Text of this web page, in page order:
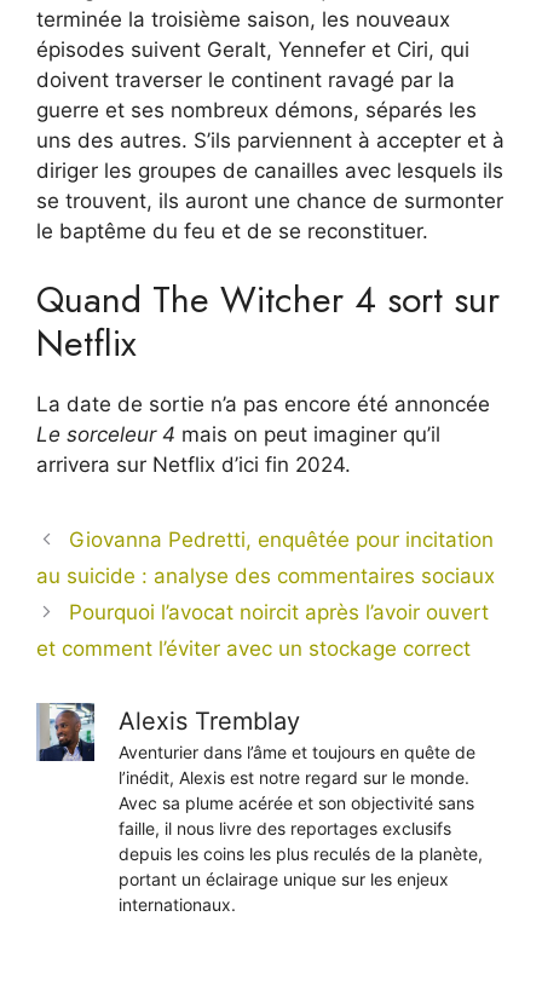
terminée la troisième saison, les nouveaux
épisodes suivent Geralt, Yennefer et Ciri, qui
doivent traverser le continent ravagé par la
guerre et ses nombreux démons, séparés les
uns des autres. S’ils parviennent à accepter et à
diriger les groupes de canailles avec lesquels ils
se trouvent, ils auront une chance de surmonter
le baptême du feu et de se reconstituer.
Quand The Witcher 4 sort sur
Netflix
La date de sortie n’a pas encore été annoncée
Le sorceleur 4 mais on peut imaginer qu’il
arrivera sur Netflix d’ici fin 2024.
Giovanna Pedretti, enquêtée pour incitation
au suicide : analyse des commentaires sociaux
Pourquoi l’avocat noircit après l’avoir ouvert
et comment l’éviter avec un stockage correct
Alexis Tremblay
Aventurier dans l’âme et toujours en quête de
l’inédit, Alexis est notre regard sur le monde.
Avec sa plume acérée et son objectivité sans
faille, il nous livre des reportages exclusifs
depuis les coins les plus reculés de la planète,
portant un éclairage unique sur les enjeux
internationaux.